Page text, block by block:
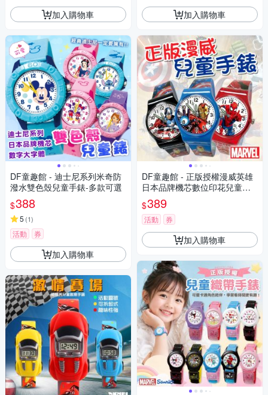
加入購物車
DF童趣館 - 迪士尼系列米奇防
潑水雙色殼兒童手錶-多款可選
$388
5 (1)
活動 券
加入購物車
加入購物車
DF童趣館 - 正版授權漫威英雄
日本品牌機芯數位印花兒童手
錶
$389
活動 券
加入購物車